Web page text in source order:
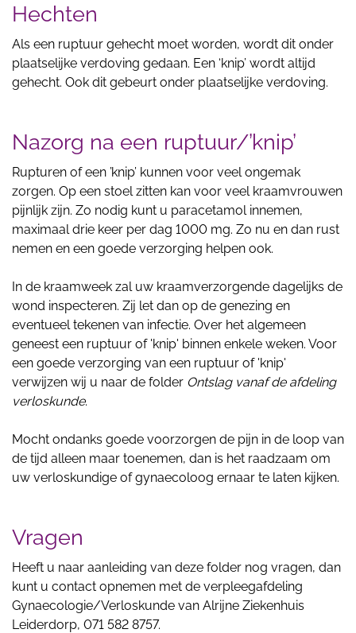
Hechten
Als een ruptuur gehecht moet worden, wordt dit onder
plaatselijke verdoving gedaan. Een ‘knip’ wordt altijd
gehecht. Ook dit gebeurt onder plaatselijke verdoving.
Nazorg na een ruptuur/’knip’
Rupturen of een ’knip’ kunnen voor veel ongemak
zorgen. Op een stoel zitten kan voor veel kraamvrouwen
pijnlijk zijn. Zo nodig kunt u paracetamol innemen,
maximaal drie keer per dag 1000 mg. Zo nu en dan rust
nemen en een goede verzorging helpen ook.
In de kraamweek zal uw kraamverzorgende dagelijks de
wond inspecteren. Zij let dan op de genezing en
eventueel tekenen van infectie. Over het algemeen
geneest een ruptuur of 'knip' binnen enkele weken. Voor
een goede verzorging van een ruptuur of 'knip'
verwijzen wij u naar de folder Ontslag vanaf de afdeling
verloskunde.
Mocht ondanks goede voorzorgen de pijn in de loop van
de tijd alleen maar toenemen, dan is het raadzaam om
uw verloskundige of gynaecoloog ernaar te laten kijken.
Vragen
Heeft u naar aanleiding van deze folder nog vragen, dan
kunt u contact opnemen met de verpleegafdeling
Gynaecologie/Verloskunde van Alrijne Ziekenhuis
Leiderdorp, 071 582 8757.